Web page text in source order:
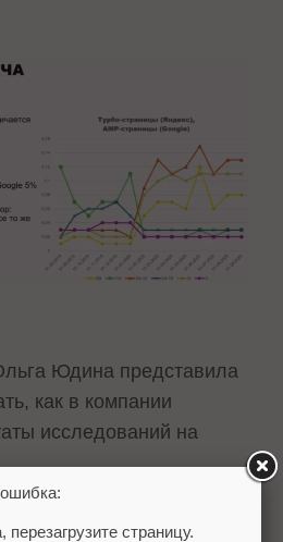
Юдина представила
как в компании
исследований на
магазин зоотоваров
страницу.